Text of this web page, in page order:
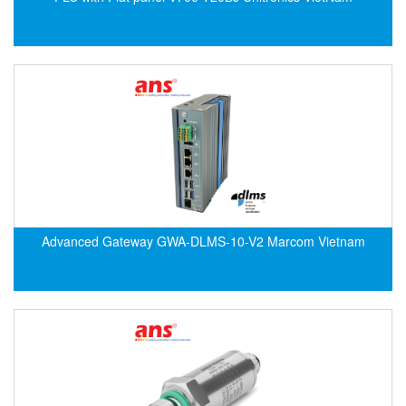
Ecom-EX
Elands Cable Vietnam
Electronic Design System S.R.L Vietnam
Electronics Inc. Viet Nam
Advanced Gateway GWA-DLMS-10-V2 Marcom Vietnam